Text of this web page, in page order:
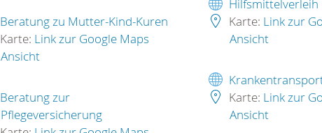
Beratung zu Mutter-Kind-Kuren
Karte: Link zur Google Maps
Ansicht
Beratung zur
Pflegeversicherung
Hilfsmittelverleih
Karte: Link zur
Ansicht
Karte: Link zur
Ansicht